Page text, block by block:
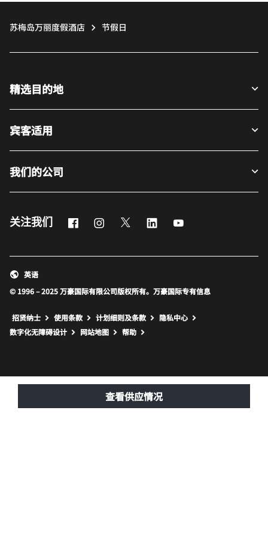
查看供应情况
苏梅岛万丽度假酒店 节假日
精选目的地
宾客适用
我们的公司
关注我们 FacebookInstagram
Twitter LinkedIn
© 1996 – 2025 万豪国际有限公司版权所有。万豪国际专有信息
英语
招贤纳士 使用条款 计划细则及条款
隐私中心
数字化无障碍设计
网站地图 打开新窗口
帮助